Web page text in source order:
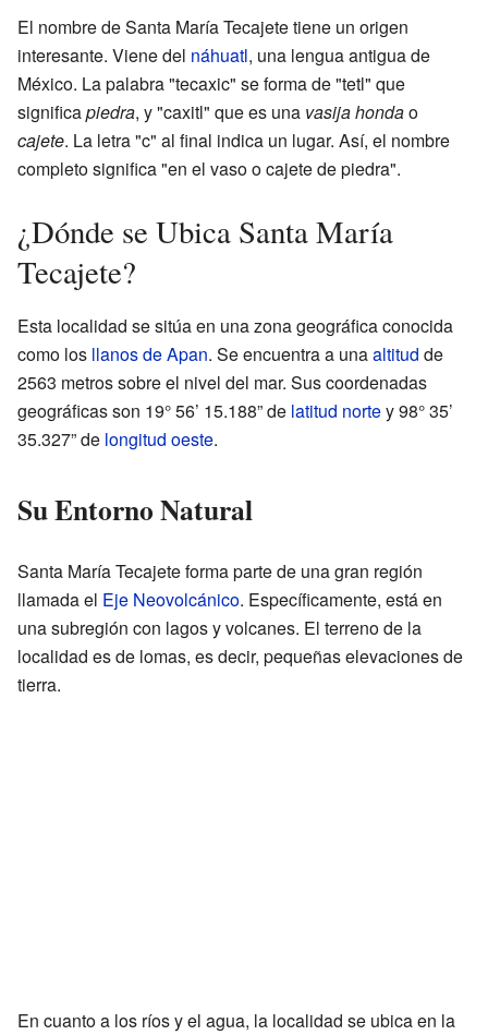
El nombre de Santa María Tecajete tiene un origen
interesante. Viene del náhuatl, una lengua antigua de
México. La palabra "tecaxic" se forma de "tetl" que
significapiedra, y "caxitl" que es una vasija hondao
cajete. La letra "c" al final indica un lugar. Así, el nombre
completo significa "en el vaso o cajete de piedra".
¿Dónde se Ubica Santa María
Tecajete?
Esta localidad se sitúa en una zona geográfica conocida
como los llanos de Apan. Se encuentra a unaaltitud de
2563 metros sobre el nivel del mar. Sus coordenadas
geográficas son 19° 56’ 15.188” de latitud nortey 98° 35’
35.327” de longitud oeste.
Su Entorno Natural
Santa María Tecajete forma parte de una gran región
llamada el Eje Neovolcánico. Específicamente, está en
una subregión con lagos y volcanes. El terreno de la
localidad es de lomas, es decir, pequeñas elevaciones de
tierra.
En cuanto a los ríos y el agua, la localidad se ubica en la